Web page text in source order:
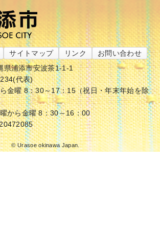
サイトマップ リンク
お問い合わせ
県浦添市安波茶1-1-1
代表)
金曜 8：30～17：15（祝日・年末年始を除
から金曜 8：30～16：00
© Urasoe okinawa Japan.